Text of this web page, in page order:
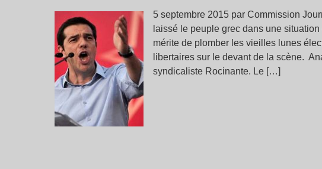
5 septembre 2015 par Commission
laissé le peuple grec dans une
mérite de plomber les vieilles lunes
libertaires sur le devant de la scène.
syndicaliste Rocinante. Le […]